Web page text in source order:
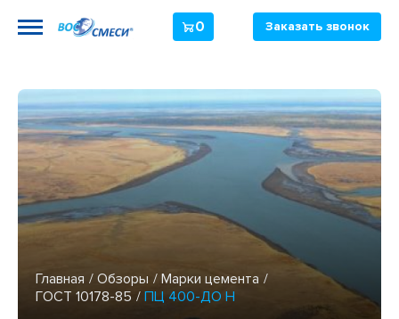
0 Заказать звонок
Главная Обзоры
Марки цемента
ГОСТ 10178-85
ПЦ 400-ДО Н